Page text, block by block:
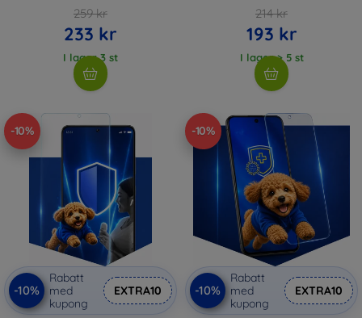
259 kr
233 kr
I lager 3 st
214 kr
193 kr
I lager > 5 st
-10%
-10%
Rabatt
med
kupong
EXTRA10
-10%
-10%
Rabatt
med
kupong
EXTRA10